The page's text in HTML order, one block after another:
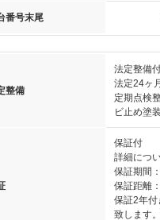
番号末尾
整備
法定整備
法定24ヶ
定期点検
ビ止め塗
保証付
詳細につ
保証期間
保証距離
保証2年付
致します